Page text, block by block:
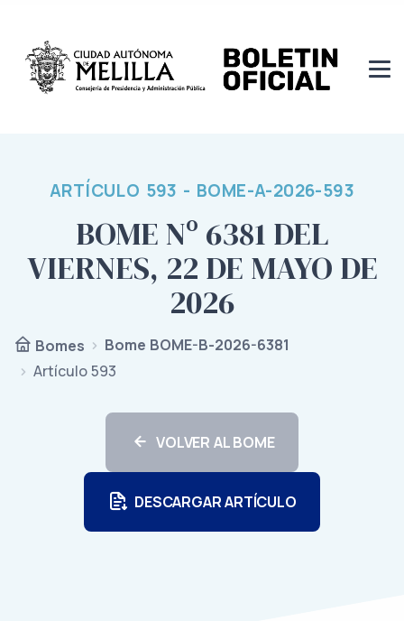
ARTÍCULO 593 - BOME-A-2026-593
BOME Nº 6381 DEL
VIERNES, 22 DE MAYO DE
2026
Bomes
Bome BOME-B-2026-6381
Artículo 593
VOLVER AL BOME
DESCARGAR ARTÍCULO